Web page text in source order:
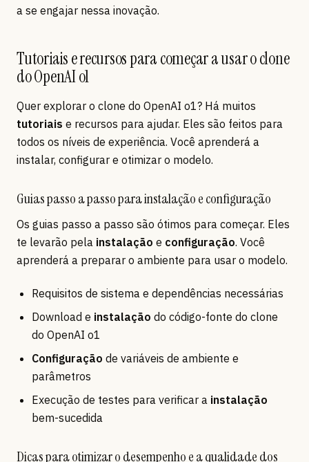
a se engajar nessa inovação.
Tutoriais e recursos para começar a usar o clone
do OpenAI o1
Quer explorar o clone do OpenAI o1? Há muitos
tutoriais e recursos para ajudar. Eles são feitos para
todos os níveis de experiência. Você aprenderá a
instalar, configurar e otimizar o modelo.
Guias passo a passo para instalação e configuração
Os guias passo a passo são ótimos para começar. Eles
te levarão pela instalação e configuração. Você
aprenderá a preparar o ambiente para usar o modelo.
Requisitos de sistema e dependências necessárias
Download e instalação do código-fonte do clone
do OpenAI o1
Configuração de variáveis de ambiente e
parâmetros
Execução de testes para verificar a instalação
bem-sucedida
Dicas para otimizar o desempenho e a qualidade dos